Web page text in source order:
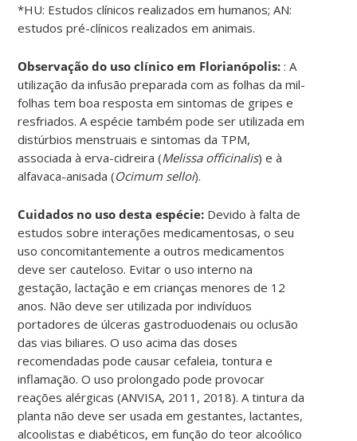
*HU: Estudos clínicos realizados em humanos; AN:
estudos pré-clínicos realizados em animais.
Observação do uso clínico em Florianópolis:: A
utilização da infusão preparada com as folhas da mil-
folhas tem boa resposta em sintomas de gripes e
resfriados. A espécie também pode ser utilizada em
distúrbios menstruais e sintomas da TPM,
associada à erva-cidreira (Melissa officinalis) e à
alfavaca-anisada (Ocimum selloi).
Cuidados no uso desta espécie: Devido à falta de
estudos sobre interações medicamentosas, o seu
uso concomitantemente a outros medicamentos
deve ser cauteloso. Evitar o uso interno na
gestação, lactação e em crianças menores de 12
anos. Não deve ser utilizada por indivíduos
portadores de úlceras gastroduodenais ou oclusão
das vias biliares. O uso acima das doses
recomendadas pode causar cefaleia, tontura e
inflamação. O uso prolongado pode provocar
reações alérgicas (ANVISA, 2011, 2018). A tintura da
planta não deve ser usada em gestantes, lactantes,
alcoolistas e diabéticos, em função do teor alcoólico